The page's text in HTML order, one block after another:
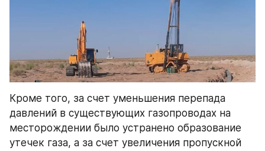
Кроме того, за счет уменьшения перепада
давлений в существующих газопроводах на
месторождении было устранено образование
утечек газа, а за счет увеличения пропускной